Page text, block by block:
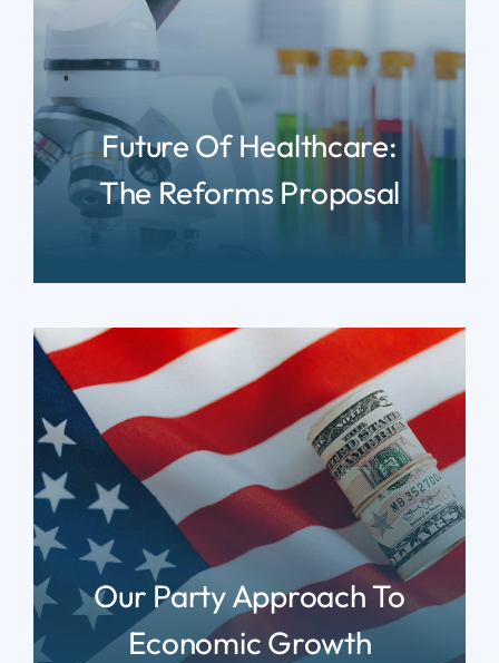
Future Of Healthcare:
The Reforms Proposal
Our Party Approach To
Economic Growth